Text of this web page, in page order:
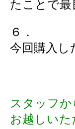
たことで最
６．
今回購入し
スタッフ
お越しい